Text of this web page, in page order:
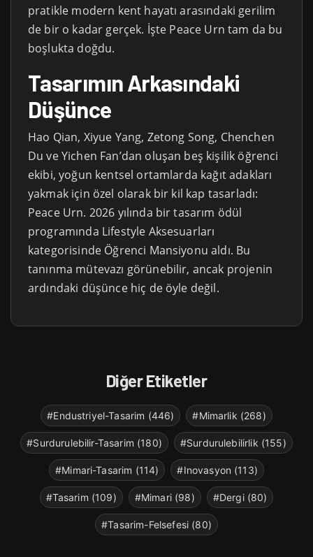
pratikle modern kent hayatı arasındaki gerilim
de bir o kadar gerçek. İşte Peace Urn tam da bu
boşlukta doğdu.
Tasarımın Arkasındaki
Düşünce
Hao Qian, Xiyue Yang, Zetong Song, Chenchen
Du ve Yichen Fan’dan oluşan beş kişilik öğrenci
ekibi, yoğun kentsel ortamlarda kağıt adakları
yakmak için özel olarak bir kil kap tasarladı:
Peace Urn. 2026 yılında bir tasarım ödül
programında Lifestyle Aksesuarları
kategorisinde Öğrenci Mansiyonu aldı. Bu
tanınma mütevazı görünebilir, ancak projenin
ardındaki düşünce hiç de öyle değil.
Diğer Etiketler
#Endustriyel-Tasarim (446) #Mimarlik (268)
#Surdurulebilir-Tasarim (180) #Surdurulebilirlik (155)
#Mimari-Tasarim (114) #Inovasyon (113)
#Tasarim (109) #Mimari (98) #Dergi (80)
#Tasarim-Felsefesi (80)